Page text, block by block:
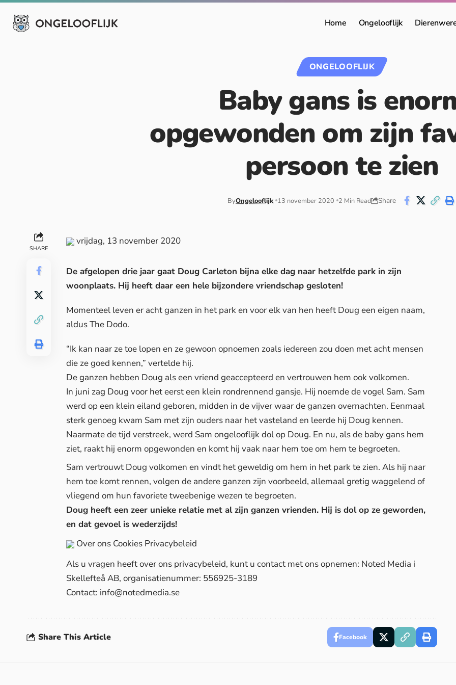
Home Ongelooflijk
ONGELOOFLIJK
Baby gans is
opgewonden om zijn
persoon te zien
ByOngelooflijk 13 november 2020 2 Min Read Share
SHARE
vrijdag, 13 november 2020
De afgelopen drie jaar gaat Doug Carleton bijna elke dag naar hetzelfde park in zijn
woonplaats. Hij heeft daar een hele bijzondere vriendschap gesloten!
Momenteel leven er acht ganzen in het park en voor elk van hen heeft Doug een eigen naam,
aldusThe Dodo.
“Ik kan naar ze toe lopen en ze gewoon opnoemen zoals iedereen zou doen met acht mensen
die ze goed kennen,” vertelde hij.
De ganzen hebben Doug als een vriend geaccepteerd en vertrouwen hem ook volkomen.
In juni zag Doug voor het eerst een klein rondrennend gansje. Hij noemde de vogel Sam. Sam
werd op een klein eiland geboren, midden in de vijver waar de ganzen overnachten. Eenmaal
sterk genoeg kwam Sam met zijn ouders naar het vasteland en leerde hij Doug kennen.
Naarmate de tijd verstreek, werd Sam ongelooflijk dol op Doug. En nu, als de baby gans hem
ziet, raakt hij enorm opgewonden en komt hij vaak naar hem toe om hem te begroeten.
Sam vertrouwt Doug volkomen en vindt het geweldig om hem in het park te zien. Als hij naar
hem toe komt rennen, volgen de andere ganzen zijn voorbeeld, allemaal gretig waggelend of
vliegend om hun favoriete tweebenige wezen te begroeten.
Doug heeft een zeer unieke relatie met al zijn ganzen vrienden. Hij is dol op ze geworden,
en dat gevoel is wederzijds!
Over ons Cookies Privacybeleid
Als u vragen heeft over ons privacybeleid, kunt u contact met ons opnemen: Noted Media i
Skellefteå AB, organisatienummer: 556925-3189
Contact: info@notedmedia.se
Share This Article Facebook